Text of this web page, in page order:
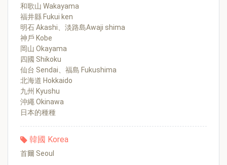
和歌山 Wakayama
福井縣 Fukui ken
明石 Akashi、淡路島Awaji shima
神戶 Kobe
岡山 Okayama
四國 Shikoku
仙台 Sendai、福島 Fukushima
北海道 Hokkaido
九州 Kyushu
沖繩 Okinawa
日本的種種
韓國 Korea
首爾 Seoul